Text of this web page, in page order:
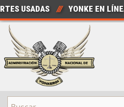
Saltar
al
contenido
USADAS /// YONKE EN LÍNEA